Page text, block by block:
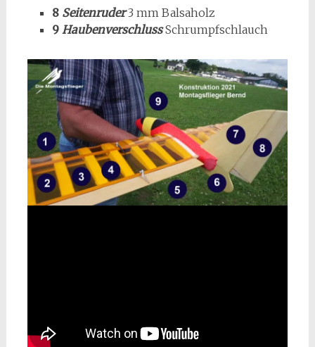
8 Seitenruder3 mm Balsaholz
9 Haubenverschluss Schrumpfschlauch